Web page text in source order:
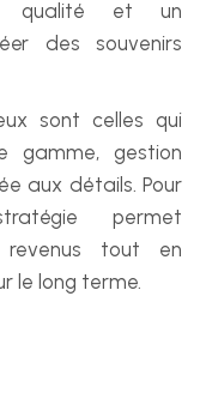
qualité et un
des souvenirs
sont celles qui
gamme, gestion
aux détails. Pour
permet
revenus tout en
le long terme.